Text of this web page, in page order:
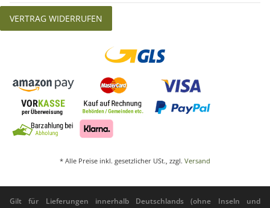
VERTRAG WIDERRUFEN
* Alle Preise inkl. gesetzlicher USt., zzgl. Versand
Gilt für Lieferungen innerhalb Deutschlands (ohne Inseln und